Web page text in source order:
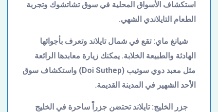
استكشاف الأسواق المحلية في سوق تشاتشوك وتجربة
الطعام التايلاندي الشهي.
شيانغ ماي: تقع في شمال تايلاند وتعرف بأجوائها
الهادئة والطبيعة الخلابة. يمكنك زيارة معابدها الرائعة
مثل معبد دوي سوتيب (Doi Suthep) واستكشاف سوق
الأحد الشهير في المدينة القديمة.
جزر الخليج: تايلاند تحتضن جزراً ساحرة في الخليج